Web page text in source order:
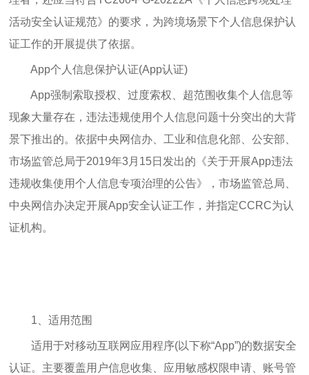
活动安全认证规范》的要求，为跨境场景下个人信息保护认
证工作的开展提供了依据。
App个人信息保护认证(App认证)
App强制索取授权、过度索权、超范围收集个人信息等
现象大量存在，违法违规使用个人信息问题十分突出的大背
景下推出的。依据中央网信办、工业和信息化部、公安部、
市场监管总局于2019年3月15日发出的《关于开展App违法
违规收集使用个人信息专项治理的公告》，市场监管总局、
中央网信办决定开展App安全认证工作，并指定CCRC为认
证机构。
1、适用范围
适用于对移动互联网应用程序(以下称“App”)的数据安全
认证。主要覆盖用户信息收集、应用敏感权限申请、账号管